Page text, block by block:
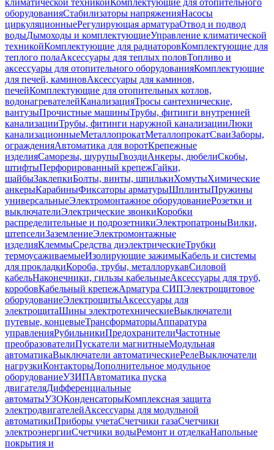
климатической техникойКомплектующие для отопительного
оборудованияСтабилизаторы напряженияНасосы
циркуляционныеРегулирующая арматураОтвод и подвод
водыДымоходы и комплектующиеУправление климатической
техникойКомплектующие для радиаторовКомплектующие для
теплого полаАксессуары для теплых половТопливо и
аксессуары для отопительного оборудованияКомплектующие
для печей, каминовАксессуары для каминов,
печейКомплектующие для отопительных котлов,
водонагревателейКанализацияТросы сантехнические,
вантузыПрочистные машиныТрубы, фитинги внутренней
канализацииТрубы, фитинги наружной канализацииЛюки
канализационныеМеталлопрокатМеталлопрокатСваиЗаборы,
огражденияАвтоматика для воротКрепежные
изделияСаморезы, шурупыГвоздиАнкеры, дюбелиСкобы,
штифтыПерфорированный крепежГайки,
шайбыЗаклепкиБолты, винты, шпилькиХомутыХимические
анкерыКарабиныФиксаторы арматурыШплинтыПружины
универсальныеЭлектромонтажное оборудованиеРозетки и
выключателиЭлектрические звонкиКоробки
распределительные и подрозетникиЭлектропатроныВилки,
штепселиЗаземлениеЭлектромонтажные
изделияКлеммыСредства диэлектрическиеТрубки
термоусаживаемыеИзолирующие зажимыКабель и системы
для прокладкиКороба, трубы, металлорукавСиловой
кабельНаконечники, гильзы кабельныеАксессуары для труб,
коробовКабельный крепежАрматура СИПЭлектрощитовое
оборудованиеЭлектрощитыАксессуары для
электрощитаШины электротехническиеВыключатели
путевые, концевыеТрансформаторыАппаратура
управленияРубильникиПредохранителиЧастотные
преобразователиПускатели магнитныеМодульная
автоматикаВыключатели автоматическиеРелеВыключатели
нагрузкиКонтакторыДополнительное модульное
оборудованиеУЗИПАвтоматика пуска
двигателяДифференциальные
автоматыУЗОКонденсаторыКомплексная защита
электродвигателейАксессуары для модульной
автоматикиПриборы учетаСчетчики газаСчетчики
электроэнергииСчетчики водыРемонт и отделкаНапольные
покрытия и